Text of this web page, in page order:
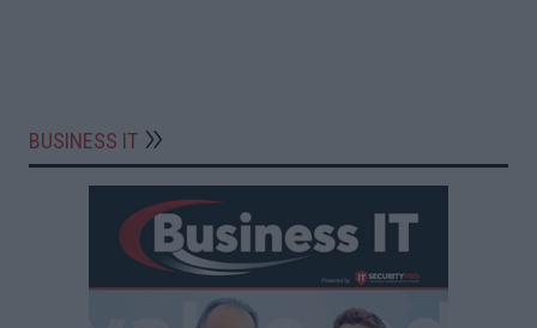
BUSINESS IT